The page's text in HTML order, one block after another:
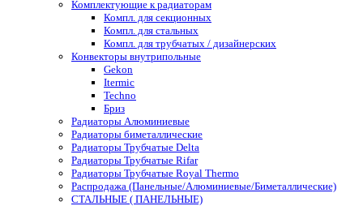
Комплектующие к радиаторам
Компл. для секционных
Компл. для стальных
Компл. для трубчатых / дизайнерских
Конвекторы внутрипольные
Gekon
Itermic
Techno
Бриз
Радиаторы Алюминиевые
Радиаторы биметаллические
Радиаторы Трубчатые Delta
Радиаторы Трубчатые Rifar
Радиаторы Трубчатые Royal Thermo
Распродажа (Панельные/Алюминиевые/Биметаллические)
СТАЛЬНЫЕ ( ПАНЕЛЬНЫЕ)